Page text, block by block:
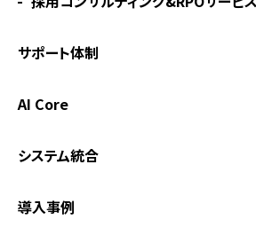
サポート体制
AI Core
システム統合
導入事例